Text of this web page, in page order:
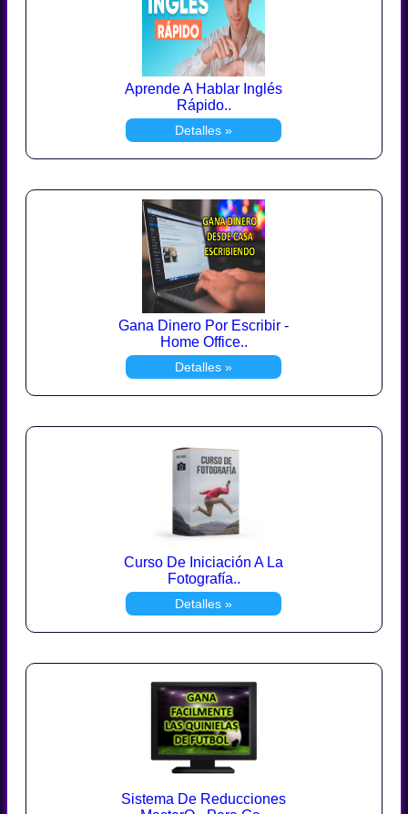
Aprende A Hablar Inglés
Rápido..
Detalles »
Gana Dinero Por Escribir -
Home Office..
Detalles »
Curso De Iniciación A La
Fotografía..
Detalles »
Sistema De Reducciones